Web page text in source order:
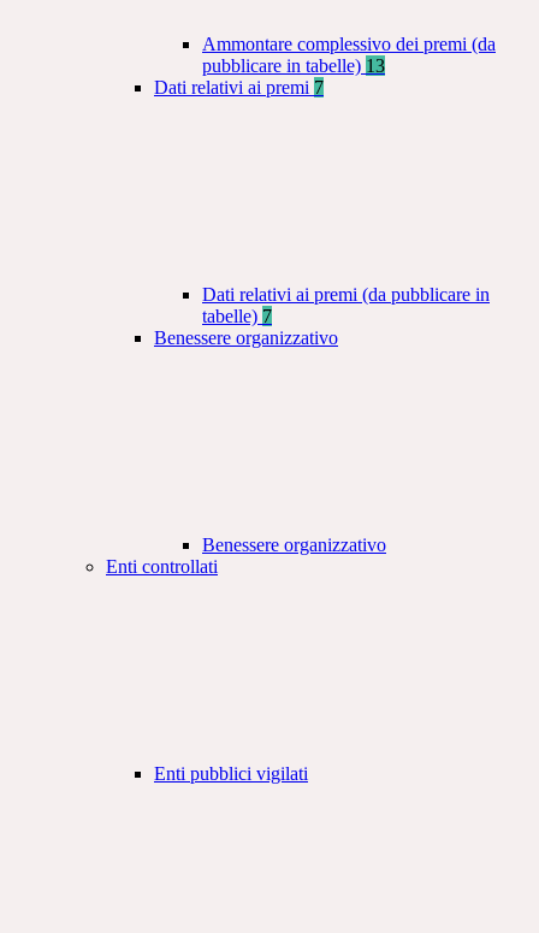
Ammontare complessivo dei premi (da
pubblicare in tabelle) 13
Dati relativi ai premi 7
Dati relativi ai premi (da pubblicare in
tabelle) 7
Benessere organizzativo
Benessere organizzativo
Enti controllati
Enti pubblici vigilati